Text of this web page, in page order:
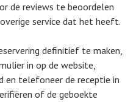
de reviews te beoordelen
service dat het heeft.
definitief te maken,
in op de website,
en telefoneer de receptie in
of de geboekte